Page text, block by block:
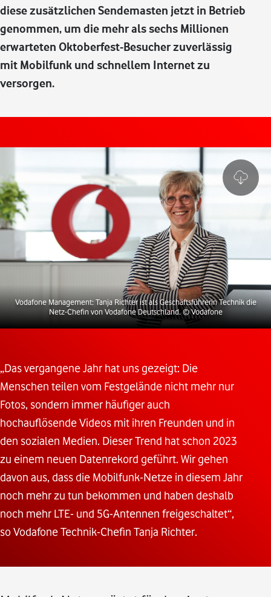
diese zusätzlichen Sendemasten jetzt in Betrieb
genommen, um die mehr als sechs Millionen
erwarteten Oktoberfest-Besucher zuverlässig
mit Mobilfunk und schnellem Internet zu
versorgen.
Vodafone Management: Tanja Richter ist als Geschäftsführerin Technik die
Netz-Chefin von Vodafone Deutschland. © Vodafone
„Das vergangene Jahr hat uns gezeigt: Die
Menschen teilen vom Festgelände nicht mehr nur
Fotos, sondern immer häufiger auch
hochauflösende Videos mit ihren Freunden und in
den sozialen Medien. Dieser Trend hat schon 2023
zu einem neuen Datenrekord geführt. Wir gehen
davon aus, dass die Mobilfunk-Netze in diesem Jahr
noch mehr zu tun bekommen und haben deshalb
noch mehr LTE- und 5G-Antennen freigeschaltet“,
so Vodafone Technik-Chefin Tanja Richter.